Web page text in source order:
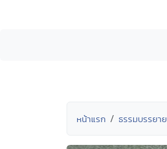
หน้าแรก ธรรมบรรยาย